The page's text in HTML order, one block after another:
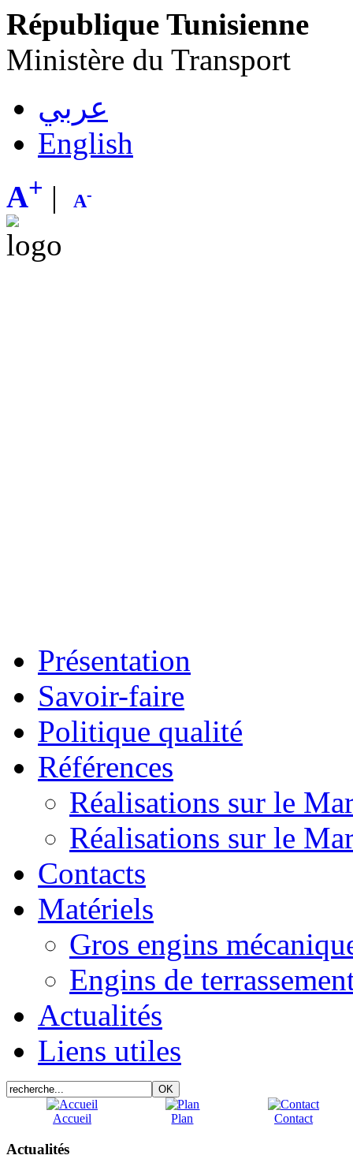
République Tunisienne
Ministère du Transport
عربي
English
A+ | A-
Présentation
Savoir-faire
Politique qualité
Références
Réalisations sur le
Réalisations sur le
Contacts
Matériels
Gros engins
Engins de
Actualités
Liens utiles
Accueil Plan Contact
Actualités